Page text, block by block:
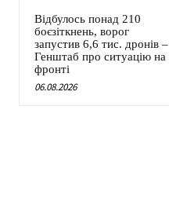
Відбулось понад 210
боєзіткнень, ворог
запустив 6,6 тис. дронів –
Генштаб про ситуацію на
фронті
06.08.2026